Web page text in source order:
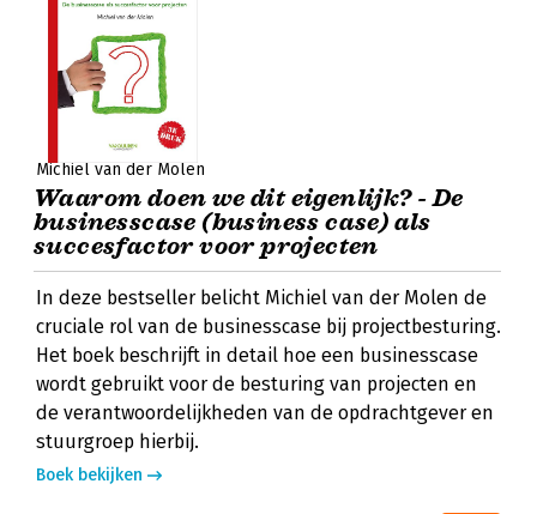
Michiel van der Molen
Waarom doen we dit eigenlijk? - De
businesscase (business case) als
succesfactor voor projecten
In deze bestseller belicht Michiel van der Molen de
cruciale rol van de businesscase bij projectbesturing.
Het boek beschrijft in detail hoe een businesscase
wordt gebruikt voor de besturing van projecten en
de verantwoordelijkheden van de opdrachtgever en
stuurgroep hierbij.
Boek bekijken